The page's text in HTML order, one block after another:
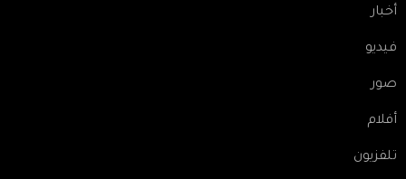
أخبار
فيديو
صور
أفلام
تلفزيون